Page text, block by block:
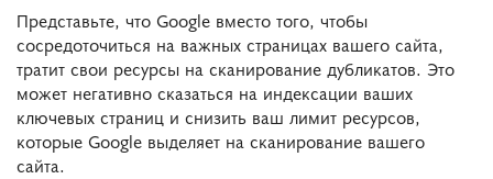
Представьте, что Google вместо того, чтобы
сосредоточиться на важных страницах вашего сайта,
тратит свои ресурсы на сканирование дубликатов. Это
может негативно сказаться на индексации ваших
ключевых страниц и снизить ваш лимит ресурсов,
которые Google выделяет на сканирование вашего
сайта.